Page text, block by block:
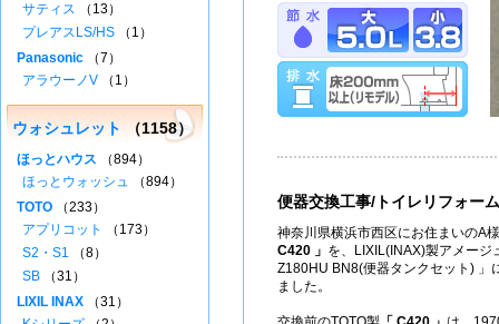
便器交換工事/トイレリフォーム
神奈川県横浜市西区にお住まいのA
C420 」 を、LIXIL(INAX)製アメージ
Z180HU BN8(便器タンクセット) 」
ました。
サティス （13）
プレアスLS/HS （1）
Panasonic （7）
アラウーノV （1）
ウォシュレット （1158）
ほっとハウス （894）
ほっとウォッシュ （894）
TOTO （233）
アプリコット
（173）
S2・S1 （8）
SB （31）
LIXIL INAX （31）